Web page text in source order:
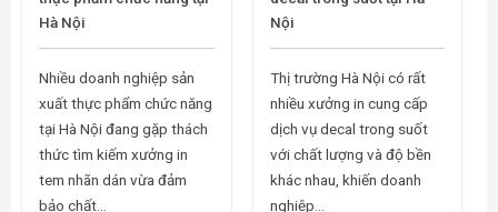
Hà Nội
Nhiều doanh nghiệp sản
xuất thực phẩm chức năng
tại Hà Nội đang gặp thách
thức tìm kiếm xưởng in
tem nhãn dán vừa đảm
bảo chất...
Nội
Thị trường Hà Nội có rất
nhiều xưởng in cung cấp
dịch vụ decal trong suốt
với chất lượng và độ bền
khác nhau, khiến doanh
nghiệp...